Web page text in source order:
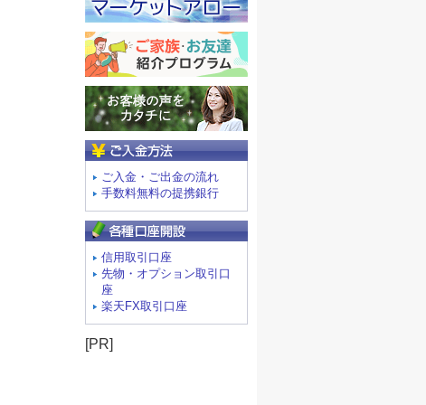
ご入金・ご出金の流れ
手数料無料の提携銀行
信用取引口座
先物・オプション取引口
座
楽天FX取引口座
[PR]